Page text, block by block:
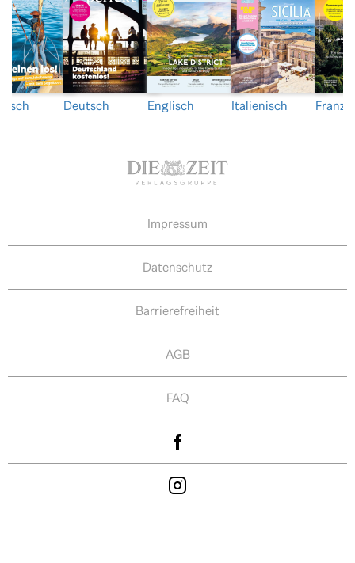
Deutsch Englisch Italienisch
Impressum
Datenschutz
Barrierefreiheit
AGB
FAQ